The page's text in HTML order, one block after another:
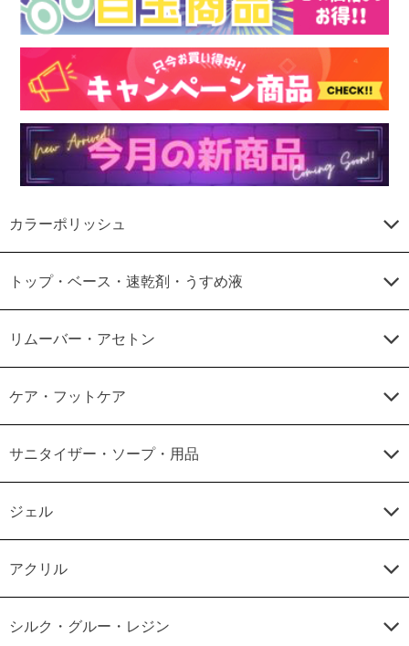
カラーポリッシュ
トップ・ベース・速乾剤・うすめ液
リムーバー・アセトン
ケア・フットケア
サニタイザー・ソープ・用品
ジェル
アクリル
シルク・グルー・レジン